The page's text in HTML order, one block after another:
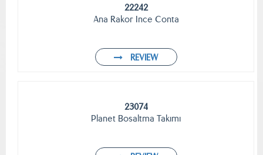
22242
Ana Rakor Ince Conta
REVIEW
23074
Planet Bosaltma Takımı